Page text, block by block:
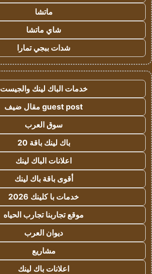
ماتشا
شاي ماتشا
شدات ببجي تمارا
خدمات الباك لينك والجيست
guest post مقال ضيف
سوق العرب
باك لينك باقة 20
اعلانات الباك لينك
أقوى باقة باك لينك
خدمات با كلينك 2026
موقع تجاربنا تجارب الحياه
ديوان العرب
مشاريع
اعلانات باك لينك